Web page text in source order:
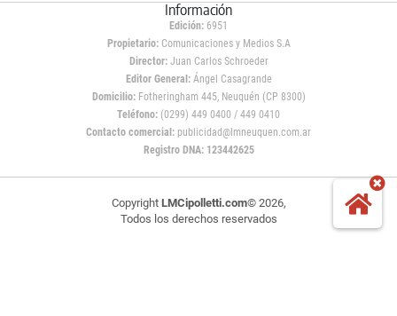
Información
Edición: 6951
Propietario:Comunicaciones y Medios S.A
Director: Juan Carlos Schroeder
Editor General:Ángel Casagrande
Domicilio:Fotheringham 445, Neuquén (CP 8300)
Teléfono: (0299) 449 0400 / 449 0410
Contacto comercial: publicidad@lmneuquen.com.ar
Registro DNA: 123442625
Copyright LMCipolletti.com© 2026,
Todos los derechos reservados